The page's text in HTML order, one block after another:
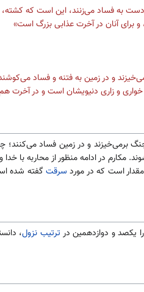
دست به فساد می‌زنند، این است که
و برای آنان در آخرت عذابی بزرگ است»
و در زمین به فتنه و فساد
و زاری دنیویشان است و در آخرت
برمی‌خیزند و در زمین فساد می‌کنند؛
مکارم در ادامه منظور از محاربه با
است که در مورد سرقتگفته شده
یکصد و دوازدهمین در ترتیب نزول،